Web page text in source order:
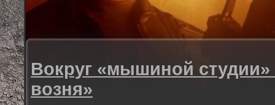
Вокруг «мышиной
возня»